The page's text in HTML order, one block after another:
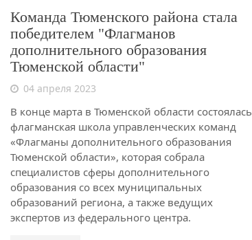
Команда Тюменского района стала
победителем "Флагманов
дополнительного образования
Тюменской области"
04 апреля 2023
В конце марта в Тюменской области состоялась
флагманская школа управленческих команд
«Флагманы дополнительного образования
Тюменской области», которая собрала
специалистов сферы дополнительного
образования со всех муниципальных
образований региона, а также ведущих
экспертов из федерального центра.